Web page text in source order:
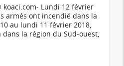
Lundi 12 février
armés ont incendié dans la
au lundi 11 février 2018,
dans la région du Sud-ouest,